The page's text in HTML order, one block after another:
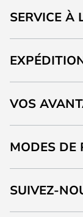
SERVICE À
VOS
MODES DE
SUIVEZ-